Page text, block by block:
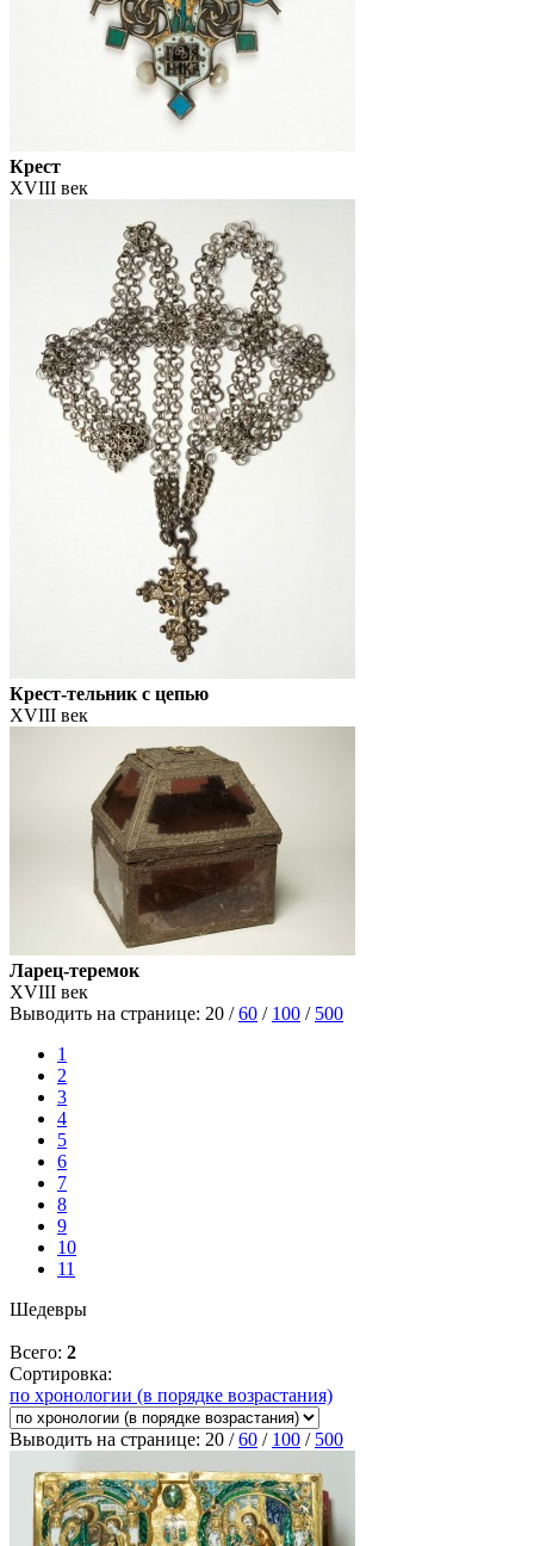
Крест
XVIII век
Крест-тельник с цепью
XVIII век
Ларец-теремок
XVIII век
Выводить на странице: 20 /60 / 100 / 500
1
2
3
4
5
6
7
8
9
10
11
Шедевры
Всего: 2
Сортировка:
по хронологии (в порядке возрастания)
Выводить на странице: 20 /60 / 100 / 500